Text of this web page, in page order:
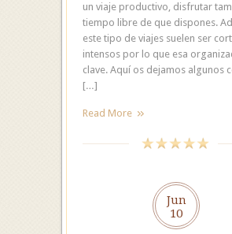
un viaje productivo, disfrutar
tiempo libre de que dispones.
este tipo de viajes suelen ser
intensos por lo que esa
clave. Aquí os dejamos algunos
[…]
Read More
Jun
10